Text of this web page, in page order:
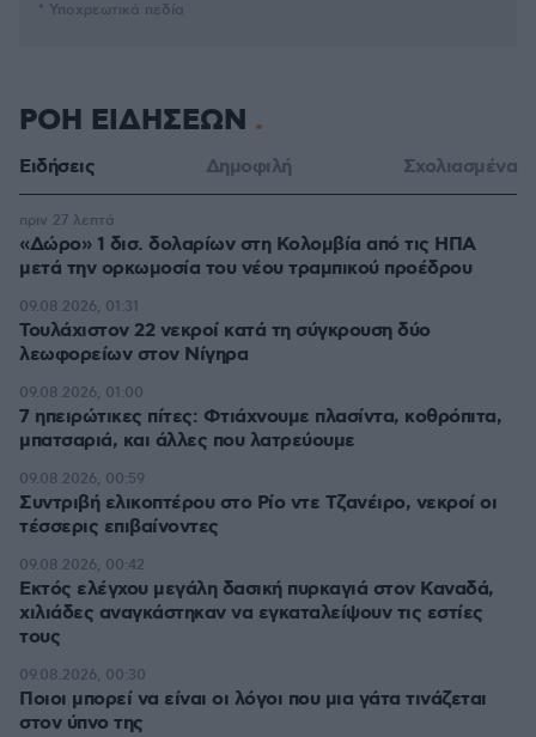
* Υποχρεωτικά πεδία
ΡΟΗ ΕΙΔΗΣΕΩΝ
Ειδήσεις Δημοφιλή Σχολιασμένα
«Δώρο» 1 δισ. δολαρίων στη Κολομβία από τις ΗΠΑ
μετά την ορκωμοσία του νέου τραμπικού προέδρου
πριν 27 λεπτά
Τουλάχιστον 22 νεκροί κατά τη σύγκρουση δύο
λεωφορείων στον Νίγηρα
09.08.2026, 01:31
7 ηπειρώτικες πίτες: Φτιάχνουμε πλασίντα, κοθρόπιτα,
μπατσαριά, και άλλες που λατρεύουμε
09.08.2026, 01:00
Συντριβή ελικοπτέρου στο Ρίο ντε Τζανέιρο, νεκροί οι
τέσσερις επιβαίνοντες
09.08.2026, 00:59
Εκτός ελέγχου μεγάλη δασική πυρκαγιά στον Καναδά,
χιλιάδες αναγκάστηκαν να εγκαταλείψουν τις εστίες
τους
09.08.2026, 00:42
Ποιοι μπορεί να είναι οι λόγοι που μια γάτα τινάζεται
στον ύπνο της
09.08.2026, 00:30